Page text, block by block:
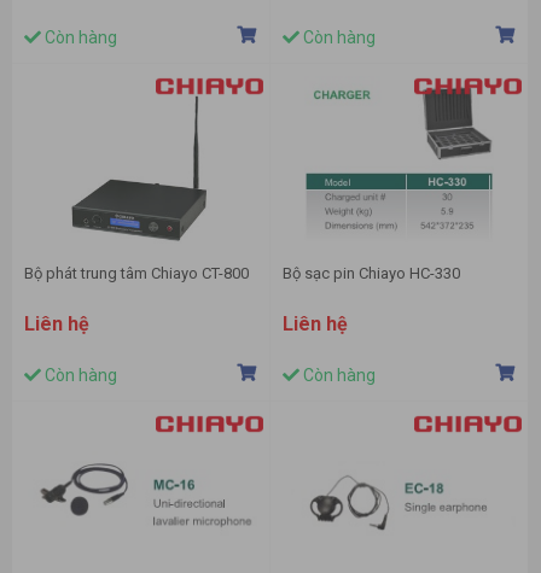
Còn hàng Còn hàng
Bộ phát trung tâm Chiayo CT-800
Liên hệ
Còn hàng
Bộ sạc pin Chiayo HC-330
Liên hệ
Còn hàng